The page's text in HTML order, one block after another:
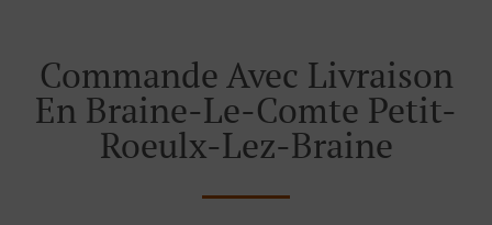
Commande Avec Livraison
En Braine-Le-Comte Petit-
Roeulx-Lez-Braine